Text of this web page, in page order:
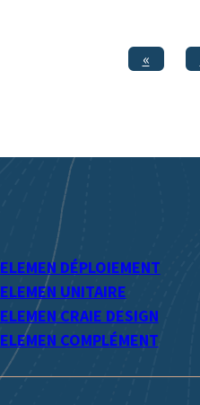
«
ELEMEN DÉPLOIEMENT
ELEMEN UNITAIRE
ELEMEN CRAIE DESIGN
ELEMEN COMPLÉMENT